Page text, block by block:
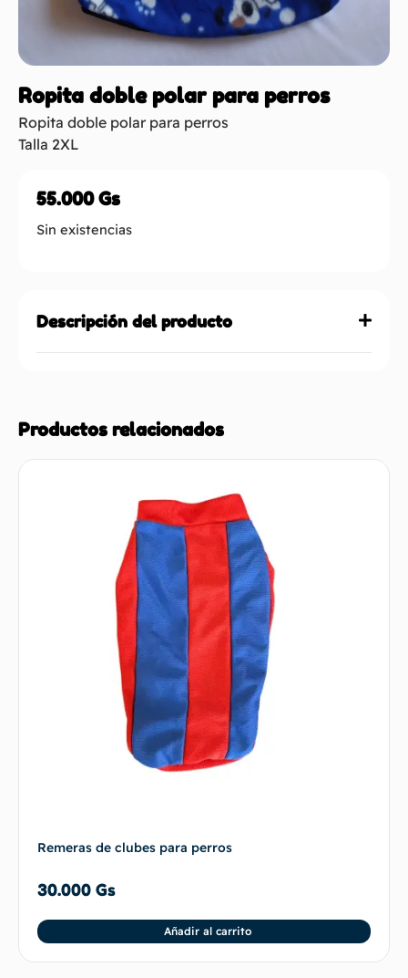
Ropita doble polar para perros
Ropita doble polar para perros
Talla 2XL
55.000Gs
Sin existencias
Descripción del producto
Productos relacionados
Remeras de clubes para perros
30.000 Gs
Añadir al carrito